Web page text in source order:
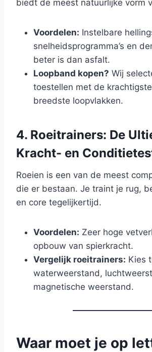
biedt de meest natuurlijke vorm
Voordelen: Instelbare
snelheidsprogramma’s en
beter is dan asfalt.
Loopband kopen? Wij
toestellen met de
breedste loopvlakken.
4. Roeitrainers: De
Kracht- en
Roeien is een van de meest
die er bestaan. Je traint je rug,
en core tegelijkertijd.
Voordelen: Zeer hoge
opbouw van spierkracht.
Vergelijk roeitrainers: Kies
waterweerstand,
magnetische weerstand.
Waar moet je op